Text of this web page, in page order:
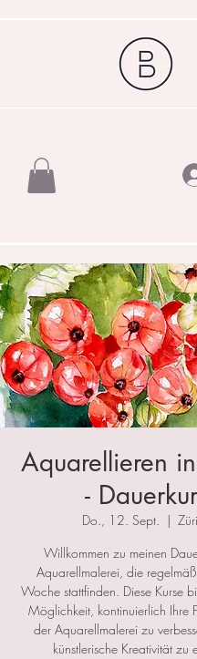
Aquarellieren
-
Do., 12. Sept.
  |
Willkommen zu meinen
Aquarellmalerei, die
Woche stattfinden. Diese Kurse
Möglichkeit, kontinuierlich Ihre
der Aquarellmalerei zu
künstlerische Kreativität zu